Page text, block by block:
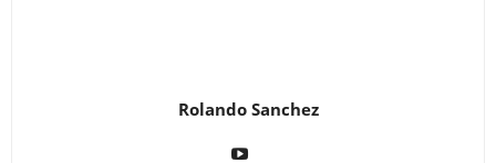
Rolando Sanchez